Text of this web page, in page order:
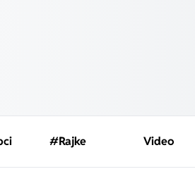
#Rajke Video